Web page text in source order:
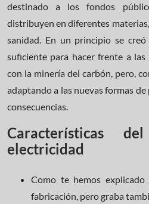
destinado a los fondos
distribuyen en diferentes
sanidad. En un principio se
suficiente para hacer frente a las
con la minería del carbón, pero,
adaptando a las nuevas formas
consecuencias.
Características
electricidad
Como te hemos
fabricación, pero graba